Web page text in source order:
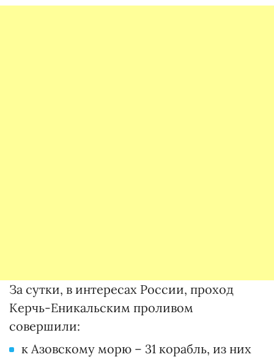
За сутки, в интересах России, проход
Керчь-Еникальским проливом
совершили:
к Азовскому морю – 31 корабль, из них